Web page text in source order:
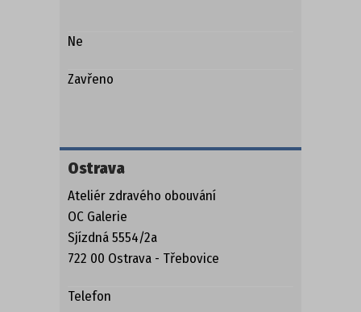
Ne
Zavřeno
Ostrava
Ateliér zdravého obouvání
OC Galerie
Sjízdná 5554/2a
722 00 Ostrava - Třebovice
Telefon